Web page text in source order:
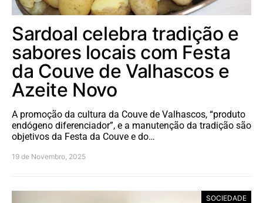
Sardoal celebra tradição e
sabores locais com Festa
da Couve de Valhascos e
Azeite Novo
A promoção da cultura da Couve de Valhascos, “produto
endógeno diferenciador”, e a manutenção da tradição são
objetivos da Festa da Couve e do…
19 de Novembro, 2025
SOCIEDADE